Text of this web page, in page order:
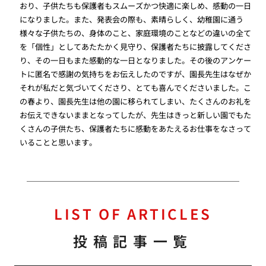
おり、子供たちも保護者もスムーズかつ快適に楽しめ、感動の一日
になりました。また、発表会の際も、素晴らしく、幼稚園に通う
様々な子供たちの、身体のこと、家庭環境のことなどの違いの全て
を「個性」としてあたたかく見守り、保護者たちに披露してくださ
り、その一日もまた感動的な一日となりました。その後のアンケー
トに匿名で感謝の気持ちをお伝えしたのですが、園長先生はなぜか
それが私だと気づいてくださり、とても喜んでくださいました。こ
の春より、園長先生は他の園に移られてしまい、たくさんのお礼を
お伝えできないままとなってしたが、先生はきっと新しい園でもた
くさんの子供たち、保護者たちに感動をあたえるお仕事をなさって
いることと思います。
LIST OF ARTICLES
投稿記事一覧